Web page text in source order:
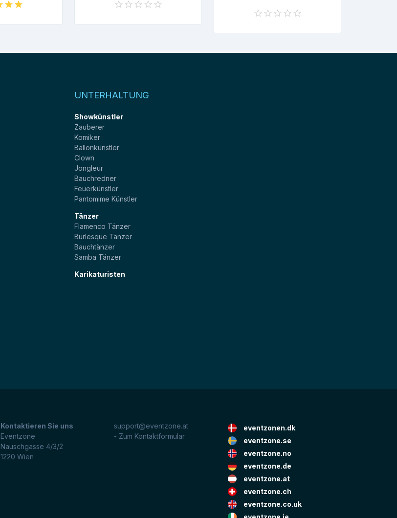
UNTERHALTUNG
Showkünstler
Zauberer
Komiker
Ballonkünstler
Clown
Jongleur
Bauchredner
Feuerkünstler
Pantomime Künstler
Tänzer
Flamenco Tänzer
Burlesque Tänzer
Bauchtänzer
Samba Tänzer
Karikaturisten
Kontaktieren Sie uns
Eventzone
Nauschgasse 4/3/2
1220 Wien
support@eventzone.at
- Zum Kontaktformular
eventzonen.dk
eventzone.se
eventzone.no
eventzone.de
eventzone.at
eventzone.ch
eventzone.co.uk